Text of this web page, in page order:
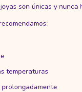
son únicas y
temperaturas